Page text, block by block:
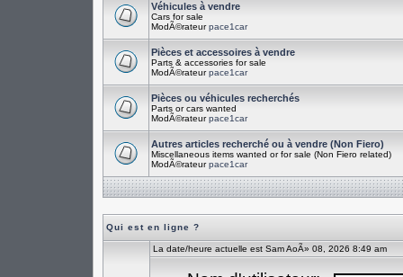
Véhicules à vendre
Cars for sale
ModÃ©rateurpace1car
Pièces et accessoires à vendre
Parts & accessories for sale
ModÃ©rateurpace1car
Pièces ou véhicules recherchés
Parts or cars wanted
ModÃ©rateurpace1car
Autres articles recherché ou à vendre (Non Fiero)
Miscellaneous items wanted or for sale (Non Fiero related)
ModÃ©rateurpace1car
Qui est en ligne ?
La date/heure actuelle est Sam AoÃ» 08, 2026 8:49 am